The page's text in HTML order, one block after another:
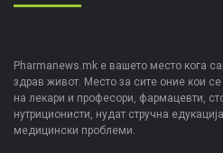
Pharmanews.mk е вашето место кога
здрав живот. Место за сите оние кои
на лекари и професори, фармацевти,
нутриционисти, нудат стручна
медицински проблеми.